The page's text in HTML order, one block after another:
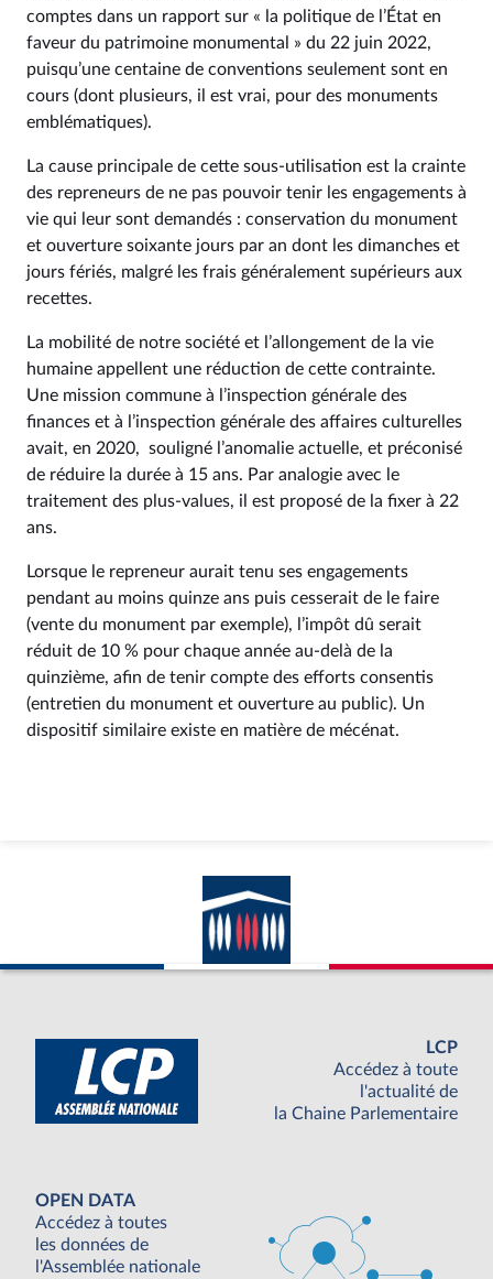
comptes dans un rapport sur « la politique de l’État en
faveur du patrimoine monumental » du 22 juin 2022,
puisqu’une centaine de conventions seulement sont en
cours (dont plusieurs, il est vrai, pour des monuments
emblématiques).
La cause principale de cette sous-utilisation est la crainte
des repreneurs de ne pas pouvoir tenir les engagements à
vie qui leur sont demandés : conservation du monument
et ouverture soixante jours par an dont les dimanches et
jours fériés, malgré les frais généralement supérieurs aux
recettes.
La mobilité de notre société et l’allongement de la vie
humaine appellent une réduction de cette contrainte.
Une mission commune à l’inspection générale des
finances et à l’inspection générale des affaires culturelles
avait, en 2020, souligné l’anomalie actuelle, et préconisé
de réduire la durée à 15 ans. Par analogie avec le
traitement des plus-values, il est proposé de la fixer à 22
ans.
Lorsque le repreneur aurait tenu ses engagements
pendant au moins quinze ans puis cesserait de le faire
(vente du monument par exemple), l’impôt dû serait
réduit de 10 % pour chaque année au-delà de la
quinzième, afin de tenir compte des efforts consentis
(entretien du monument et ouverture au public). Un
dispositif similaire existe en matière de mécénat.
LCP
Accédez à toute
l'actualité de
la Chaine Parlementaire
OPEN DATA
Accédez à toutes
les données de
l'Assemblée nationale